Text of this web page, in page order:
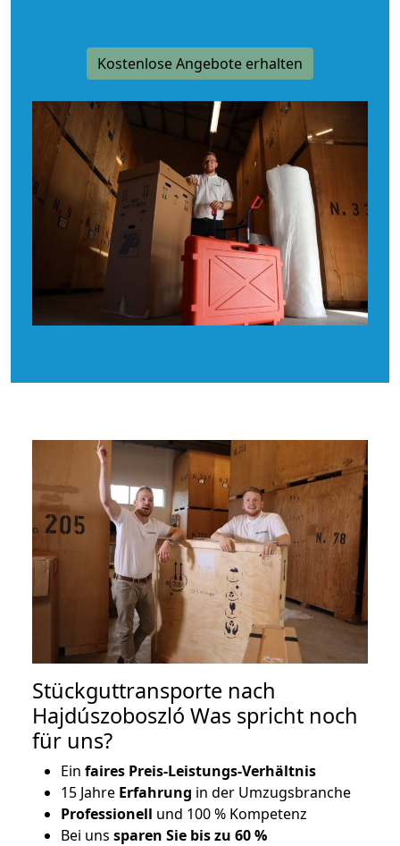
Kostenlose Angebote erhalten
Stückguttransporte nach
Hajdúszoboszló Was spricht noch
für uns?
Ein faires Preis-Leistungs-Verhältnis
15 Jahre Erfahrung in der Umzugsbranche
Professionell und 100 % Kompetenz
Bei uns sparen Sie bis zu 60 %